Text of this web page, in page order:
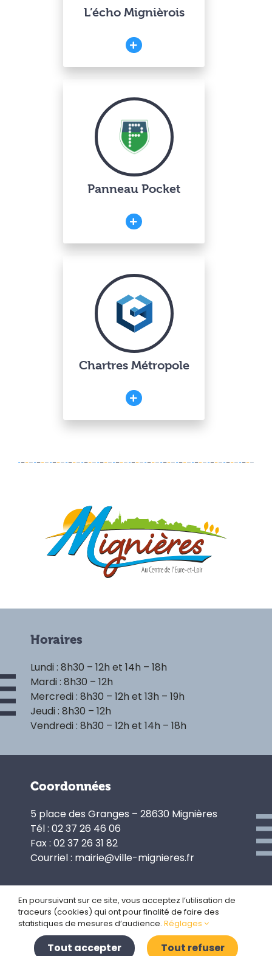
L’écho Mignièrois
Panneau Pocket
Chartres Métropole
Horaires
Lundi : 8h30 – 12h et 14h – 18h
Mardi : 8h30 – 12h
Mercredi : 8h30 – 12h et 13h – 19h
Jeudi : 8h30 – 12h
Vendredi : 8h30 – 12h et 14h – 18h
Coordonnées
5 place des Granges – 28630 Mignières
Tél : 02 37 26 46 06
Fax : 02 37 26 31 82
Courriel : mairie@ville-mignieres.fr
Politique de confidentialité
Gestion des cookies
Plan du site
En poursuivant sur ce site, vous acceptez l’utilisation de
traceurs (cookies) qui ont pour finalité de faire des
statistiques de mesures d’audience. Réglages
Tout accepter Tout refuser